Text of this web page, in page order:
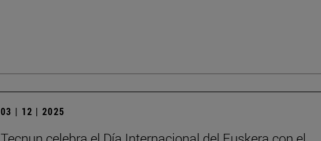
03 | 12 | 2025